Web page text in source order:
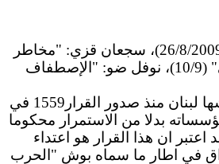
فتحت "قضايا النهار" ملفاً حول: "أي مستقبل للاصطفافات السياسية في لبنان؟". ساهم حتى الآن كل من جهاد الزين: "ديناميكية المكابرة" (26/8/2009)، سجعان قزي: "مخاطر
تتخطى اصطفافي 8 و14 آذار" (1/9)، باسم الجسر: "أربعة سيناريوات أمام الحكم المستحيل" (5/9)، طلال عتريسي: "الأكثرية كاكتشاف لبناني" (10/9)، نوفل ضو: "الإصطفاف
اننا نعيش اليوم ازمة تشكيل الحكومة المستمرة منذ اكثر من شهرين ونصف، وهذه الازمة ليست الا مولودا حديثا من الازمة الأعمق التي يعيشها لبنان منذ صدور القرار1559 في
مؤسساته بدلا من الاستمرار محكوما
ان هذا القرار هو اعتداء
في اطار ما سماه بوش "الحرب